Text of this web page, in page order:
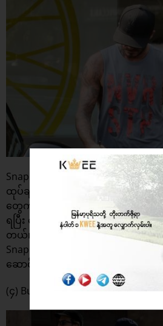
Snapback ဦးထုပ်တွေကို အခုခေတ်မှ
ထုပ်ချစ်သူတွေ၊ ဒီဇိုင်နာတွေ၊ အားကစ
တွေကအစအကျွမ်းတဝင်ရှိကြပါတယ်
ရပြီး ဘေ့စ်ဘောဦးထုပ် နဲ့ဆင်ပေမယ့် သူ
တယ်။ ဒီဇိုင်းပိုင်းပိုတောင့်တင်းသလို ပုံ
Snapback ဦးထုပ်ဟာ ဘယ်ဝတ်စုံနဲ့မ
ဆောင်းလိုက်တာနဲ့ခပ်မိုက်မိုက်ဖက်ရှ
(၄) Bucket ဦးထုပ်